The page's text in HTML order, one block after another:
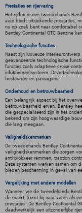
Prestaties en rijervaring
Het rijden in een tweedehands
auto biedt uitstekende prestaties,
nu op zoek bent naar comfortabel
Bentley Continental GTC Benzine
Technologische functies
Naast zijn luxueuze
geavanceerde technologische
functies zoals adaptieve cruise
infotainmentsysteem. Deze
bestuurder en passagiers.
Onderhoud en betrouwbaarheid
Een belangrijk aspect bij het
betrouwbaarheid ervan. Bentley
die gespecialiseerd zijn in het
bekend om zijn hoogwaardige
die lang meegaan.
Veiligheidskenmerken
De tweedehands Bentley
veiligheidskenmerken die zorgen
anti-blokkeer remmen, traction
Deze systemen werken samen om
bieden bescherming in geval van
Vergelijking met andere modellen
Wanneer we de tweedehands
de markt, komt hij naar voren als
prestaties. De Bentley Continental
daadwerkelijk een uitzonderlijke